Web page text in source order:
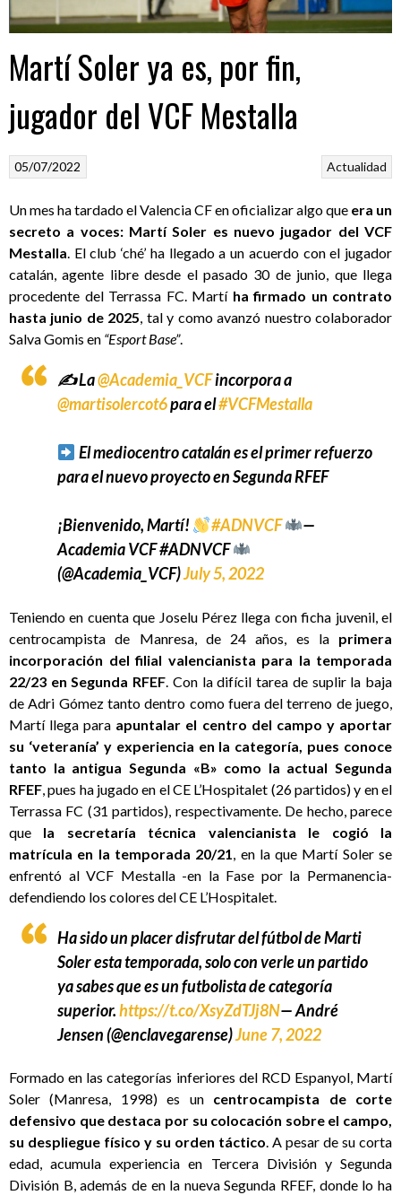
Martí Soler ya es, por fin,
jugador del VCF Mestalla
Actualidad
05/07/2022
Un mes ha tardado el Valencia CF en oficializar algo que era un
secreto a voces: Martí Soler es nuevo jugador del VCF
Mestalla. El club ‘ché’ ha llegado a un acuerdo con el jugador
catalán, agente libre desde el pasado 30 de junio, que llega
procedente del Terrassa FC. Martí ha firmado un contrato
hasta junio de 2025, tal y como avanzó nuestro colaborador
Salva Gomis en “Esport Base”.
✍️ La@Academia_VCFincorpora a
@martisolercot6para el#VCFMestalla
El mediocentro catalán es el primer refuerzo
para el nuevo proyecto en Segunda RFEF
¡Bienvenido, Martí! #ADNVCF
—
Academia VCF #ADNVCF
(@Academia_VCF)July 5, 2022
Teniendo en cuenta que Joselu Pérez llega con ficha juvenil, el
centrocampista de Manresa, de 24 años, es la primera
incorporación del filial valencianista para la temporada
22/23 en Segunda RFEF . Con la difícil tarea de suplir la baja
de Adri Gómez tanto dentro como fuera del terreno de juego,
Martí llega para apuntalar el centro del campo y aportar
su ‘veteranía’ y experiencia en la categoría, pues conoce
tanto la antigua Segunda «B» como la actual Segunda
RFEF , pues ha jugado en el CE L’Hospitalet (26 partidos) y en el
Terrassa FC (31 partidos), respectivamente. De hecho, parece
que la secretaría técnica valencianista le cogió la
matrícula en la temporada 20/21
, en la que Martí Soler se
enfrentó al VCF Mestalla -en la Fase por la Permanencia-
defendiendo los colores del CE L’Hospitalet.
Ha sido un placer disfrutar del fútbol de Marti
Soler esta temporada, solo con verle un partido
ya sabes que es un futbolista de categoría
superior.https://t.co/XsyZdTJj8N— André
Jensen (@enclavegarense)June 7, 2022
Formado en las categorías inferiores del RCD Espanyol, Martí
Soler (Manresa, 1998) es un centrocampista de corte
defensivo que destaca por su colocación sobre el campo,
su despliegue físico y su orden táctico. A pesar de su corta
edad, acumula experiencia en Tercera División y Segunda
División B, además de en la nueva Segunda RFEF, donde lo ha